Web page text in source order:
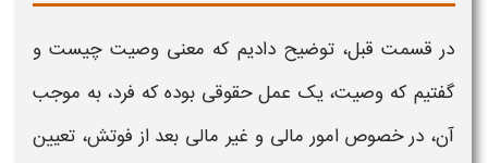
در قسمت قبل، توضیح دادیم که معنی وصیت چیست و
گفتیم که وصیت، یک عمل حقوقی بوده که فرد، به موجب
آن، در خصوص امور مالی و غیر مالی بعد از فوتش، تعیین